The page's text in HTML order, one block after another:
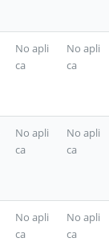
No apli
ca
No apli
ca
No apli
ca
No apli
ca
No apli
ca
No apli
ca